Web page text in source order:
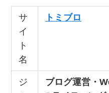
サ
イ
ト
名
トミブロ
ジ
ブログ運営・